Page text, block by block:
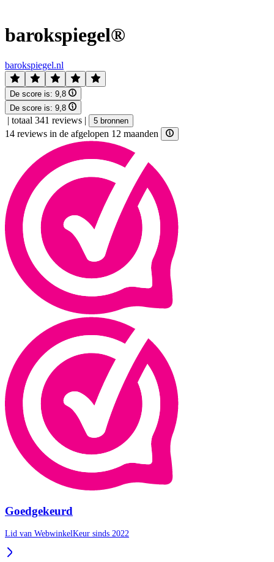
barokspiegel®
barokspiegel.nl
De score is: 9,8
De score is: 9,8
| totaal 341 reviews | 5 bronnen
14 reviews in de afgelopen 12 maanden
Goedgekeurd
Lid van WebwinkelKeur sinds 2022